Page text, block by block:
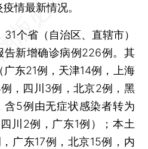
情最新情况。
省（自治区、直辖市）
告新增确诊病例226例。其
东21例，天津14例，上海
，四川3例，北京2例，黑
含5例由无症状感染者转为
川2例，广东1例）；本土
广东17例，北京15例，内